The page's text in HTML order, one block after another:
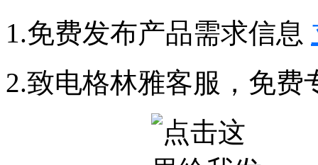
1.免费发布产品需求信息
2.致电格林雅客服，免费